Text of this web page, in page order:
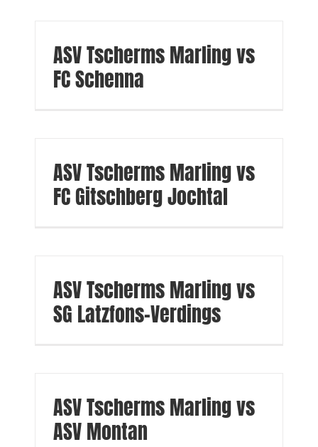
ASV Tscherms Marling vs
FC Schenna
ASV Tscherms Marling vs
FC Gitschberg Jochtal
ASV Tscherms Marling vs
SG Latzfons-Verdings
ASV Tscherms Marling vs
ASV Montan